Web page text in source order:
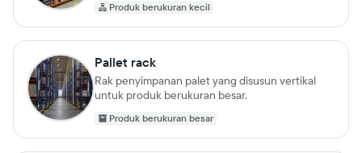
Produk berukuran kecil
Pallet rack
Rak penyimpanan palet yang disusun vertikal
untuk produk berukuran besar.
Produk berukuran besar